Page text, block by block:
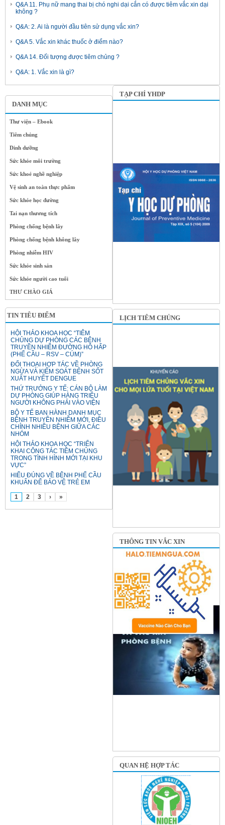
DANH MỤC
Thư viện – Ebook
Tiêm chủng
Dinh dưỡng
Sức khỏe môi trường
Sức khoẻ nghề nghiệp
Vệ sinh an toàn thực phẩm
Sức khỏe học đường
Tai nạn thương tích
Phòng chống bệnh lây
Phòng chống bệnh không lây
Phòng nhiễm HIV
Sức khỏe sinh sản
Sức khỏe người cao tuổi
THƯ CHÀO GIÁ
TIN TIÊU ĐIỂM
HỘI THẢO KHOA HỌC “TIÊM
CHỦNG DỰ PHÒNG CÁC BỆNH
TRUYỀN NHIỄM ĐƯỜNG HÔ HẤP
(PHẾ CẦU – RSV – CÚM)”
ĐỐI THOẠI HỢP TÁC VỀ PHÒNG
NGỪA VÀ KIỂM SOÁT BỆNH SỐT
XUẤT HUYẾT DENGUE
THỨ TRƯỞNG Y TẾ: CÁN BỘ LÀM
DỰ PHÒNG GIÚP HÀNG TRIỆU
NGƯỜI KHÔNG PHẢI VÀO VIỆN
BỘ Y TẾ BAN HÀNH DANH MỤC
BỆNH TRUYỀN NHIỄM MỚI, ĐIỀU
CHỈNH NHIỀU BỆNH GIỮA CÁC
NHÓM
HỘI THẢO KHOA HỌC “TRIỂN
KHAI CÔNG TÁC TIÊM CHỦNG
TRONG TÌNH HÌNH MỚI TẠI KHU
VỰC”
HIỂU ĐÚNG VỀ BỆNH PHẾ CẦU
KHUẨN ĐỂ BẢO VỆ TRẺ EM
1 2 3 › »
Q&A 11. Phụ nữ mang thai bị chó nghi dại cắn có được tiêm vắc xin dại
không ?
Q&A: 2. Ai là người đầu tiên sử dụng vắc xin?
Q&A 5. Vắc xin khác thuốc ở điểm nào?
Q&A 14. Đối tượng được tiêm chủng ?
Q&A: 1. Vắc xin là gì?
TẠP CHÍ YHDP
LỊCH TIÊM CHỦNG
THÔNG TIN VẮC XIN
QUAN HỆ HỢP TÁC